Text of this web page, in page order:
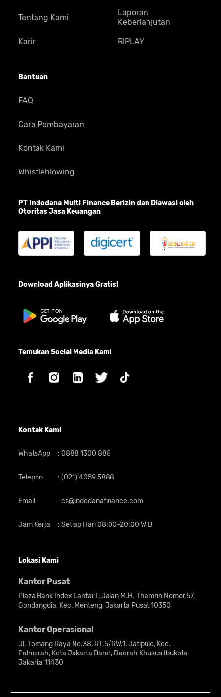
Tentang Kami
Karir
Bantuan
FAQ
Cara Pembayaran
Kontak Kami
Whistleblowing
Laporan
Keberlanjutan
RIPLAY
PT Indodana Multi Finance Berizin dan Diawasi oleh
Otoritas Jasa Keuangan
Download Aplikasinya Gratis!
Temukan Social Media Kami
Kontak Kami
WhatsApp : 0888 1300 888
Telepon : (021) 4059 5888
Email : cs@indodanafinance.com
Jam Kerja : Setiap Hari 08:00-20:00 WIB
Lokasi Kami
Kantor Pusat
Plaza Bank Index Lantai T, Jalan M.H. Thamrin Nomor 57,
Gondangdia, Kec. Menteng, Jakarta Pusat 10350
Kantor Operasional
Jl. Tomang Raya No.38, RT.5/RW.1, Jatipulo, Kec.
Palmerah, Kota Jakarta Barat, Daerah Khusus Ibukota
Jakarta 11430